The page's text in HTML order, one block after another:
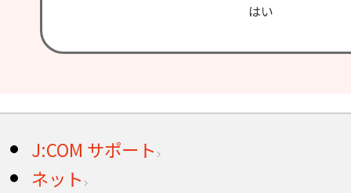
はい
J:COM サポート
ネット